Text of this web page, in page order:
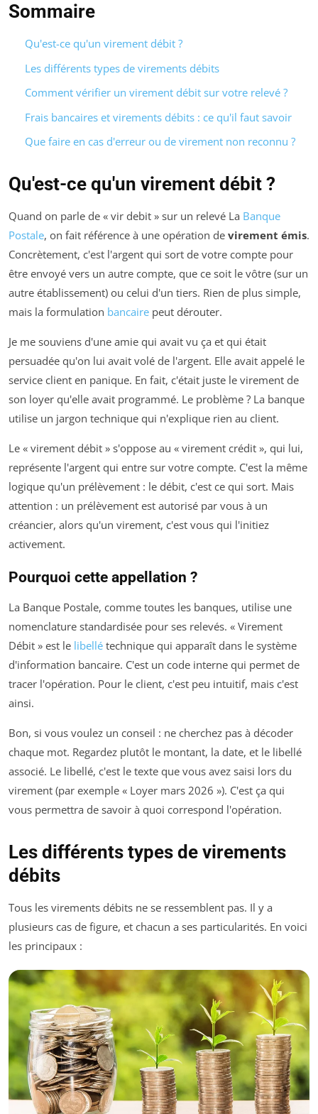
Sommaire
Qu'est-ce qu'un virement débit ?
Les différents types de virements débits
Comment vérifier un virement débit sur votre relevé ?
Frais bancaires et virements débits : ce qu'il faut savoir
Que faire en cas d'erreur ou de virement non reconnu ?
Qu'est-ce qu'un virement débit ?
Quand on parle de « vir debit » sur un relevé La Banque
Postale, on fait référence à une opération de virement émis.
Concrètement, c'est l'argent qui sort de votre compte pour
être envoyé vers un autre compte, que ce soit le vôtre (sur un
autre établissement) ou celui d'un tiers. Rien de plus simple,
mais la formulation bancaire peut dérouter.
Je me souviens d'une amie qui avait vu ça et qui était
persuadée qu'on lui avait volé de l'argent. Elle avait appelé le
service client en panique. En fait, c'était juste le virement de
son loyer qu'elle avait programmé. Le problème ? La banque
utilise un jargon technique qui n'explique rien au client.
Le « virement débit » s'oppose au « virement crédit », qui lui,
représente l'argent qui entre sur votre compte. C'est la même
logique qu'un prélèvement : le débit, c'est ce qui sort. Mais
attention : un prélèvement est autorisé par vous à un
créancier, alors qu'un virement, c'est vous qui l'initiez
activement.
Pourquoi cette appellation ?
La Banque Postale, comme toutes les banques, utilise une
nomenclature standardisée pour ses relevés. « Virement
Débit » est le libellé technique qui apparaît dans le système
d'information bancaire. C'est un code interne qui permet de
tracer l'opération. Pour le client, c'est peu intuitif, mais c'est
ainsi.
Bon, si vous voulez un conseil : ne cherchez pas à décoder
chaque mot. Regardez plutôt le montant, la date, et le libellé
associé. Le libellé, c'est le texte que vous avez saisi lors du
virement (par exemple « Loyer mars 2026 »). C'est ça qui
vous permettra de savoir à quoi correspond l'opération.
Les différents types de virements
débits
Tous les virements débits ne se ressemblent pas. Il y a
plusieurs cas de figure, et chacun a ses particularités. En voici
les principaux :